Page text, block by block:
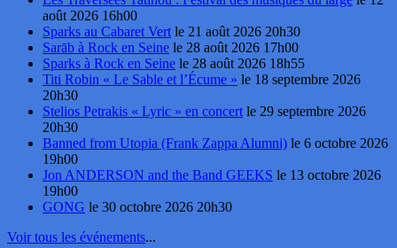
août 2026 16h00
Sparks au Cabaret Vert le 21 août 2026 20h30
Sarāb à Rock en Seine le 28 août 2026 17h00
Sparks à Rock en Seine le 28 août 2026 18h55
Titi Robin « Le Sable et l’Écume » le 18 septembre 2026
20h30
Stelios Petrakis « Lyric » en concert le 29 septembre 2026
20h30
Banned from Utopia (Frank Zappa Alumni) le 6 octobre 2026
19h00
Jon ANDERSON and the Band GEEKS le 13 octobre 2026
19h00
GONG le 30 octobre 2026 20h30
Voir tous les événements...